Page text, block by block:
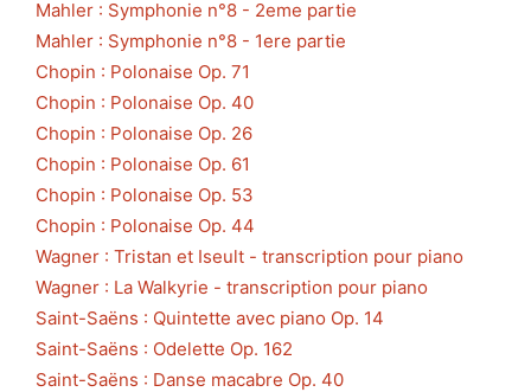
Mahler : Symphonie n°8 - 2eme partie
Mahler : Symphonie n°8 - 1ere partie
Chopin : Polonaise Op. 71
Chopin : Polonaise Op. 40
Chopin : Polonaise Op. 26
Chopin : Polonaise Op. 61
Chopin : Polonaise Op. 53
Chopin : Polonaise Op. 44
Wagner : Tristan et Iseult - transcription pour piano
Wagner : La Walkyrie - transcription pour piano
Saint-Saëns : Quintette avec piano Op. 14
Saint-Saëns : Odelette Op. 162
Saint-Saëns : Danse macabre Op. 40